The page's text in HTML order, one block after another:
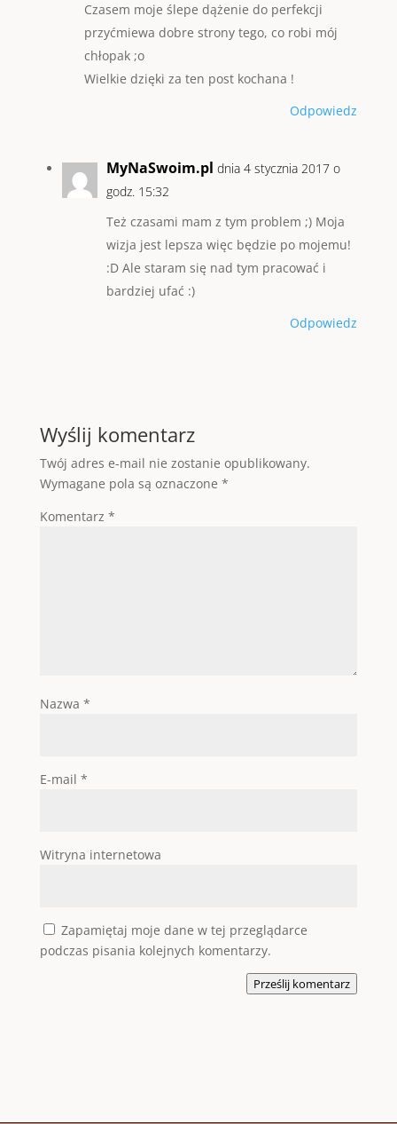
Czasem moje ślepe dążenie do perfekcji
przyćmiewa dobre strony tego, co robi mój
chłopak ;o
Wielkie dzięki za ten post kochana !
Odpowiedz
MyNaSwoim.pl dnia 4 stycznia 2017 o
godz. 15:32
Też czasami mam z tym problem ;) Moja
wizja jest lepsza więc będzie po mojemu!
:D Ale staram się nad tym pracować i
bardziej ufać :)
Odpowiedz
Wyślij komentarz
Twój adres e-mail nie zostanie opublikowany.
Wymagane pola są oznaczone *
Komentarz *
Nazwa *
E-mail *
Witryna internetowa
Zapamiętaj moje dane w tej przeglądarce
podczas pisania kolejnych komentarzy.
Prześlij komentarz